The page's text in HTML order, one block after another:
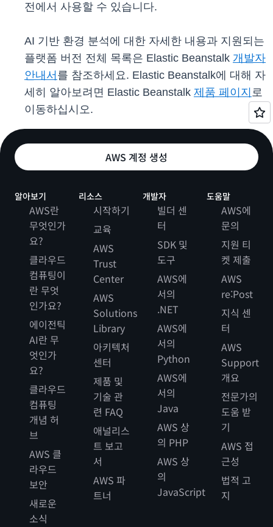
전에서 사용할 수 있습니다.
AI 기반 환경 분석에 대한 자세한 내용과 지원되는
플랫폼 버전 전체 목록은 Elastic Beanstalk 개발자
안내서 를 참조하세요. Elastic Beanstalk에 대해 자
세히 알아보려면 Elastic Beanstalk 제품 페이지 로
이동하십시오.
AWS 계정 생성
알아보기
AWS란
무엇인가
요?
클라우드
컴퓨팅이
란 무엇
인가요?
에이전틱
AI란 무
엇인가
요?
클라우드
컴퓨팅
개념 허
브
AWS 클
라우드
보안
새로운
소식
리소스
시작하기
교육
AWS
Trust
Center
AWS
Solutions
Library
아키텍처
센터
제품 및
기술 관
련 FAQ
애널리스
트 보고
서
AWS 파
트너
개발자
빌더 센
터
SDK 및
도구
AWS에
서의
.NET
AWS에
서의
Python
AWS에
서의
Java
AWS 상
의 PHP
AWS 상
의
JavaScript
도움말
AWS에
문의
지원 티
켓 제출
AWS
re:Post
지식 센
터
AWS
Support
개요
전문가의
도움 받
기
AWS 접
근성
법적 고
지